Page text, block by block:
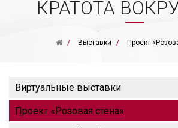
КРАТОТА
Выставки Проект
Виртуальные выставки
Проект «Розовая стена»